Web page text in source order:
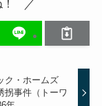
ク・ホームズ
拐事件（トーワ